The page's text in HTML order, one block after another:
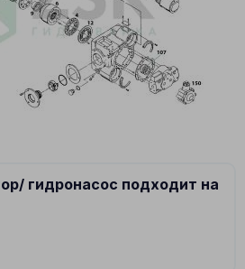
гидронасос подходит на